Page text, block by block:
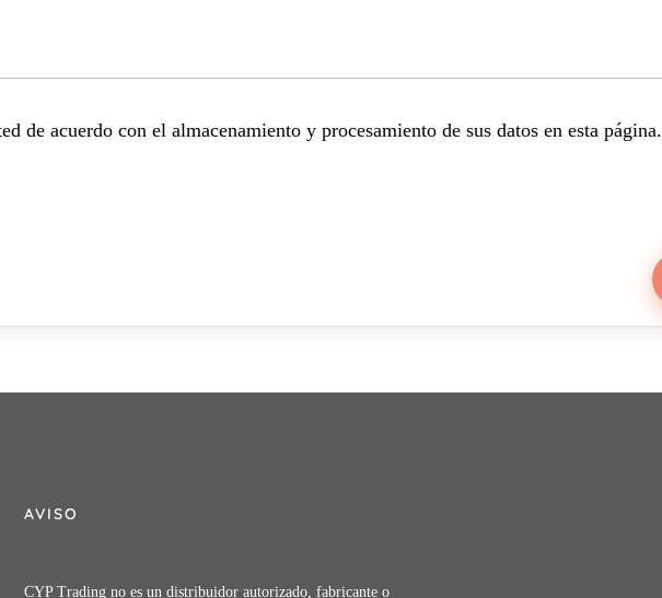
de acuerdo con el almacenamiento y procesamiento de sus datos en esta página.
AVISO
CYP Trading no es un distribuidor autorizado, fabricante o